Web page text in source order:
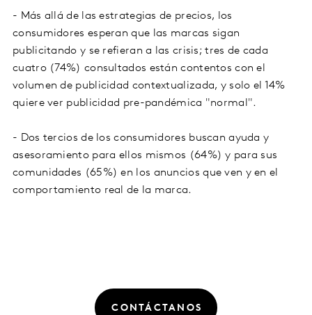
- Más allá de las estrategias de precios, los
consumidores esperan que las marcas sigan
publicitando y se refieran a las crisis; tres de cada
cuatro (74%) consultados están contentos con el
volumen de publicidad contextualizada, y solo el 14%
quiere ver publicidad pre-pandémica "normal".
- Dos tercios de los consumidores buscan ayuda y
asesoramiento para ellos mismos (64%) y para sus
comunidades (65%) en los anuncios que ven y en el
comportamiento real de la marca.
CONTÁCTANOS